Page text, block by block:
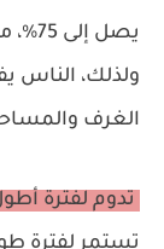
يصل
ولذلك، الناس
الغرف
تدوم لفترة